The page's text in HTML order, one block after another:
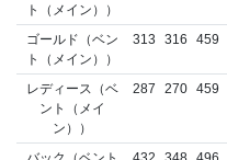
ト（メイン））
ゴールド（ベン
ト（メイン））
313 316 459
レディース（ベ
ント（メイ
ン））
287 270 459